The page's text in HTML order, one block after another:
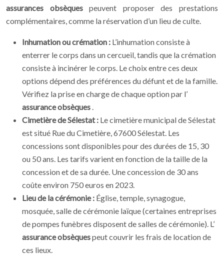
assurances obsèquespeuvent proposer des prestations
complémentaires, comme la réservation d’un lieu de culte.
Inhumation ou crémation : L’inhumation consiste à
enterrer le corps dans un cercueil, tandis que la crémation
consiste à incinérer le corps. Le choix entre ces deux
options dépend des préférences du défunt et de la famille.
Vérifiez la prise en charge de chaque option par l’
assurance obsèques .
Cimetière de Sélestat : Le cimetière municipal de Sélestat
est situé Rue du Cimetière, 67600 Sélestat. Les
concessions sont disponibles pour des durées de 15, 30
ou 50 ans. Les tarifs varient en fonction de la taille de la
concession et de sa durée. Une concession de 30 ans
coûte environ 750 euros en 2023.
Lieu de la cérémonie : Église, temple, synagogue,
mosquée, salle de cérémonie laïque (certaines entreprises
de pompes funèbres disposent de salles de cérémonie). L’
assurance obsèquespeut couvrir les frais de location de
ces lieux.